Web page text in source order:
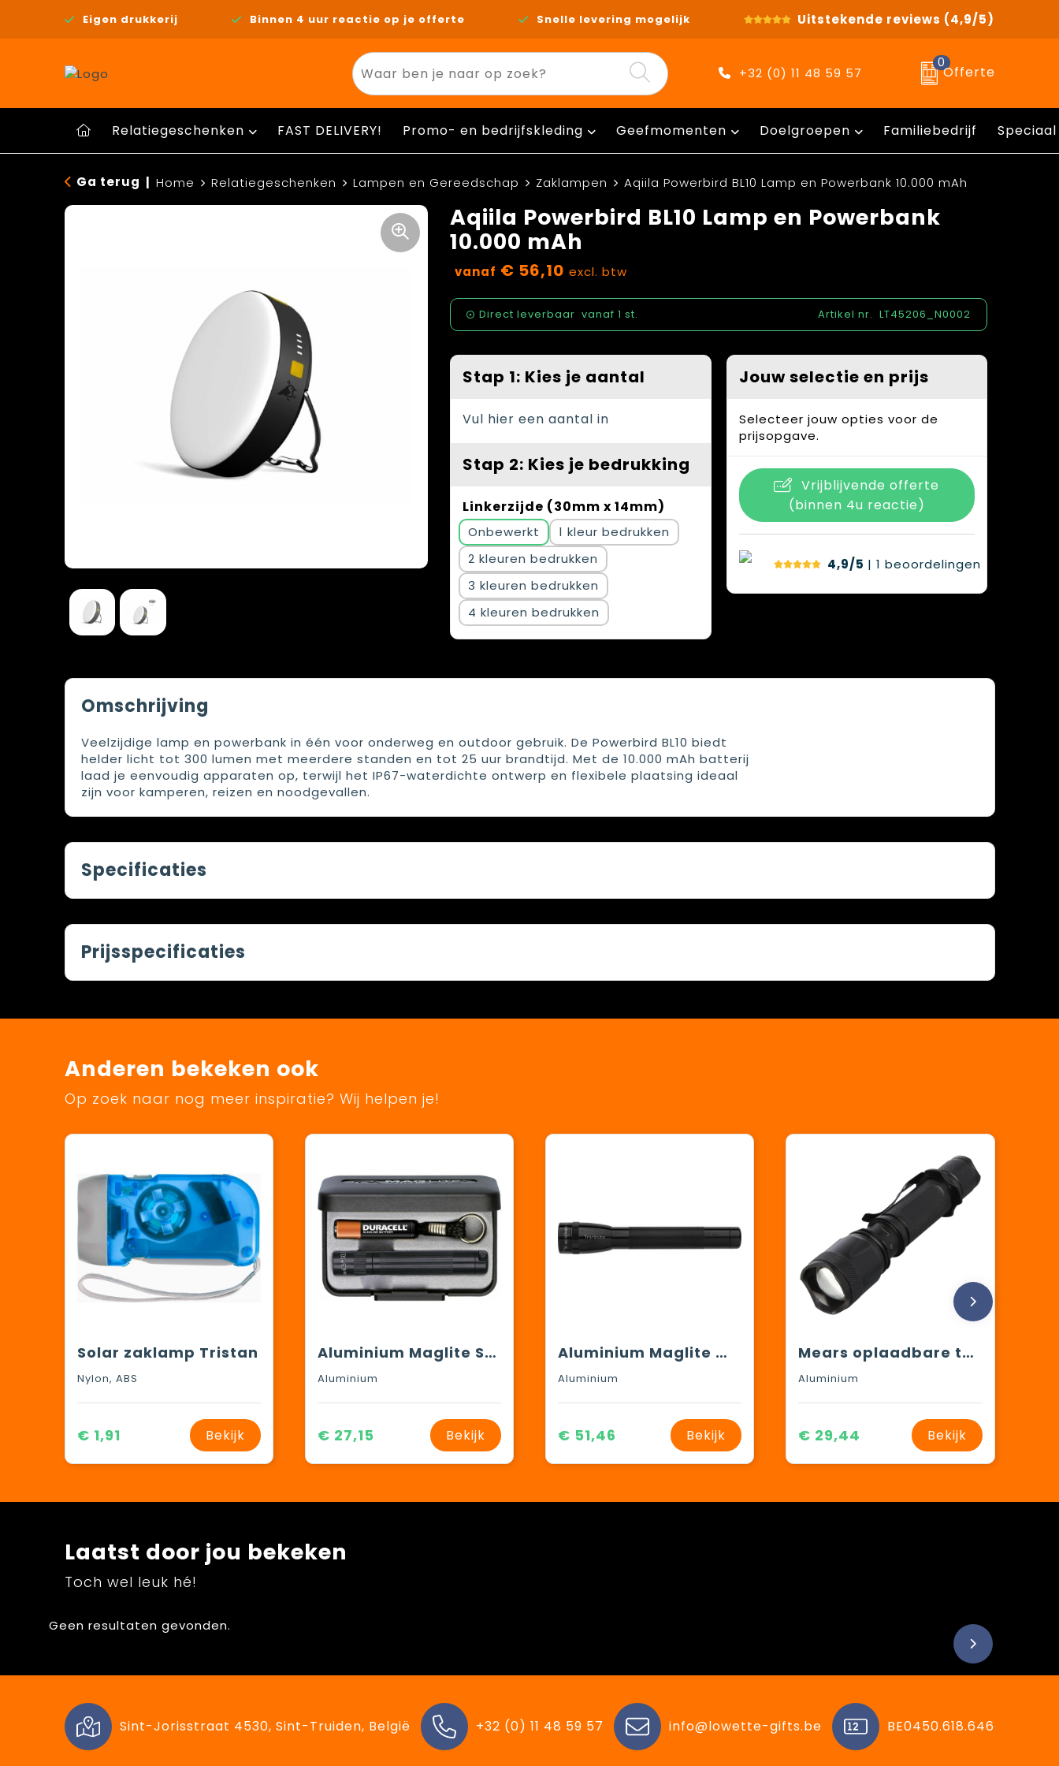
Eigen drukkerij Binnen 4 uur reactie op je offerte Snelle levering mogelijk Uitstekende reviews (4,9/5)
+32 (0) 11 48 59 57
0
Offerte
Relatiegeschenken FAST DELIVERY! Promo- en bedrijfskleding Geefmomenten Doelgroepen Familiebedrijf
Ga terug Home Relatiegeschenken Lampen en Gereedschap Zaklampen Aqiila Powerbird BL10 Lamp en Powerbank 10.000 mAh
Aqiila Powerbird BL10 Lamp en Powerbank
10.000 mAh
vanaf € 56,10 excl. btw
Direct leverbaar vanaf 1 st. Artikel nr. LT45206_N0002
Stap 1: Kies je aantal
Vul hier een aantal in
Stap 2: Kies je bedrukking
Linkerzijde (30mm x 14mm)
Onbewerkt
1
2
3
4
Jouw selectie en prijs
Selecteer jouw opties voor de
prijsopgave.
Vrijblijvende offerte
(binnen 4u reactie)
4,9/5 | 1 beoordelingen
Omschrijving
Veelzijdige lamp en powerbank in één voor onderweg en outdoor gebruik. De Powerbird BL10 biedt
helder licht tot 300 lumen met meerdere standen en tot 25 uur brandtijd. Met de 10.000 mAh batterij
laad je eenvoudig apparaten op, terwijl het IP67-waterdichte ontwerp en flexibele plaatsing ideaal
zijn voor kamperen, reizen en noodgevallen.
Specificaties
Prijsspecificaties
Anderen bekeken ook
Op zoek naar nog meer inspiratie? Wij helpen je!
Solar zaklamp Tristan
Nylon, ABS
€ 1,91 Bekijk
Aluminium Maglite Solitaire zaklamp
Aluminium
€ 27,15 Bekijk
Aluminium Maglite mini AA zaklamp Monique
Aluminium
€ 51,46 Bekijk
Mears oplaadbare tactische zaklamp van 5 W
Aluminium
€ 29,44 Bekijk
Laatst door jou bekeken
Toch wel leuk hé!
Geen resultaten gevonden.
Sint-Jorisstraat 4530, Sint-Truiden, België +32 (0) 11 48 59 57 info@lowette-gifts.be BE0450.618.646